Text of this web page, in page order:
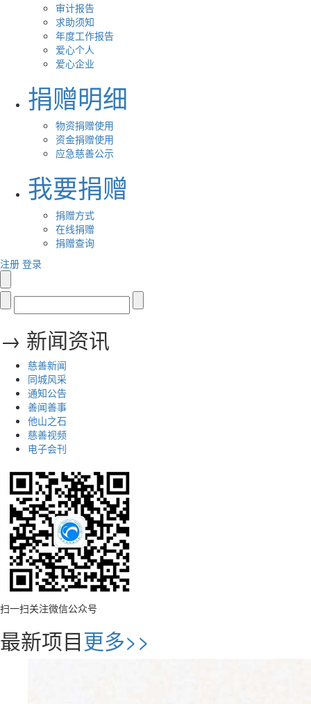
审计报告
求助须知
年度工作报告
爱心个人
爱心企业
捐赠明细
物资捐赠使用
资金捐赠使用
应急慈善公示
我要捐赠
捐赠方式
在线捐赠
捐赠查询
注册 登录
→ 新闻资讯
慈善新闻
同城风采
通知公告
善闻善事
他山之石
慈善视频
电子会刊
扫一扫关注微信公众号
最新项目更多>>